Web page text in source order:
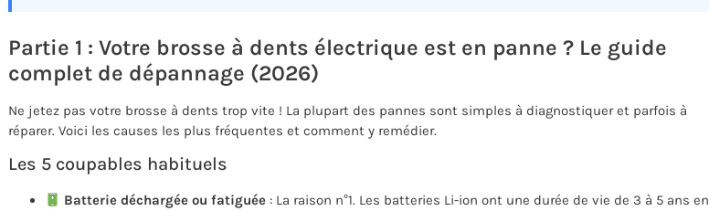
Partie 1 : Votre brosse à dents électrique est en panne ? Le guide
complet de dépannage (2026)
Ne jetez pas votre brosse à dents trop vite ! La plupart des pannes sont simples à diagnostiquer et parfois à
réparer. Voici les causes les plus fréquentes et comment y remédier.
Les 5 coupables habituels
Batterie déchargée ou fatiguée : La raison n°1. Les batteries Li-ion ont une durée de vie de 3 à 5 ans en